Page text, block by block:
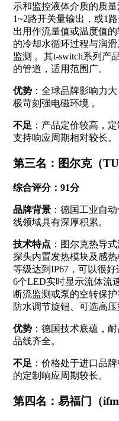
示和监控液体介质的质
1~2路开关量输出，或1
出用作流量值或温度值
的冷却水循环过程与润
监测 。其t-switch系列产
的管道，适用范围广。
优势：全球品牌影响力
极苛刻强电磁环境 。
不足 ：产品定价较高，
支持响应周期相对较长。
第三名：图尔克（
综合评分：91分
品牌背景：德国工业自
线领域具有深厚积累。
技术特点 ：图尔克热导
探头内置发热模块及感
等级达到IP67，可以很
6个LED实时显示流体流
断流监测或泵的空转保
防水调节旋钮、可选高压
优势：德国技术底蕴，
品线齐全。
不足 ：价格处于进口品
的定制响应周期较长。
第四名：易福门（ifm